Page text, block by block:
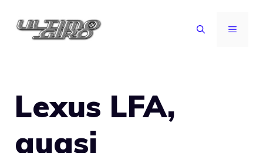
MENU
Lexus LFA,
quasi